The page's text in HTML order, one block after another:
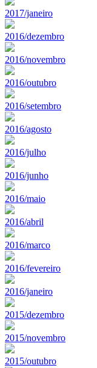
2017/janeiro
2016/dezembro
2016/novembro
2016/outubro
2016/setembro
2016/agosto
2016/julho
2016/junho
2016/maio
2016/abril
2016/marco
2016/fevereiro
2016/janeiro
2015/dezembro
2015/novembro
2015/outubro